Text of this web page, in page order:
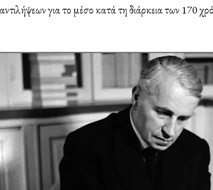
αντι­λή­ψε­ων για το μέ­σο κα­τά τη διάρ­κεια των 170